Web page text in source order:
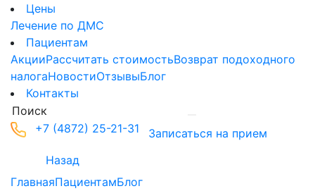
Цены
Лечение по ДМС
Пациентам
АкцииРассчитать стоимостьВозврат подоходного
налогаНовостиОтзывыБлог
Контакты
+7 (4872) 25-21-31
Записаться на прием
Назад
ГлавнаяПациентамБлог